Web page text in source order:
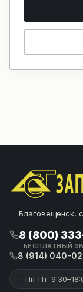
Благовещенск,
8 (800)
БЕСПЛАТНЫЙ
8 (914) 040-
Пн-Пт: